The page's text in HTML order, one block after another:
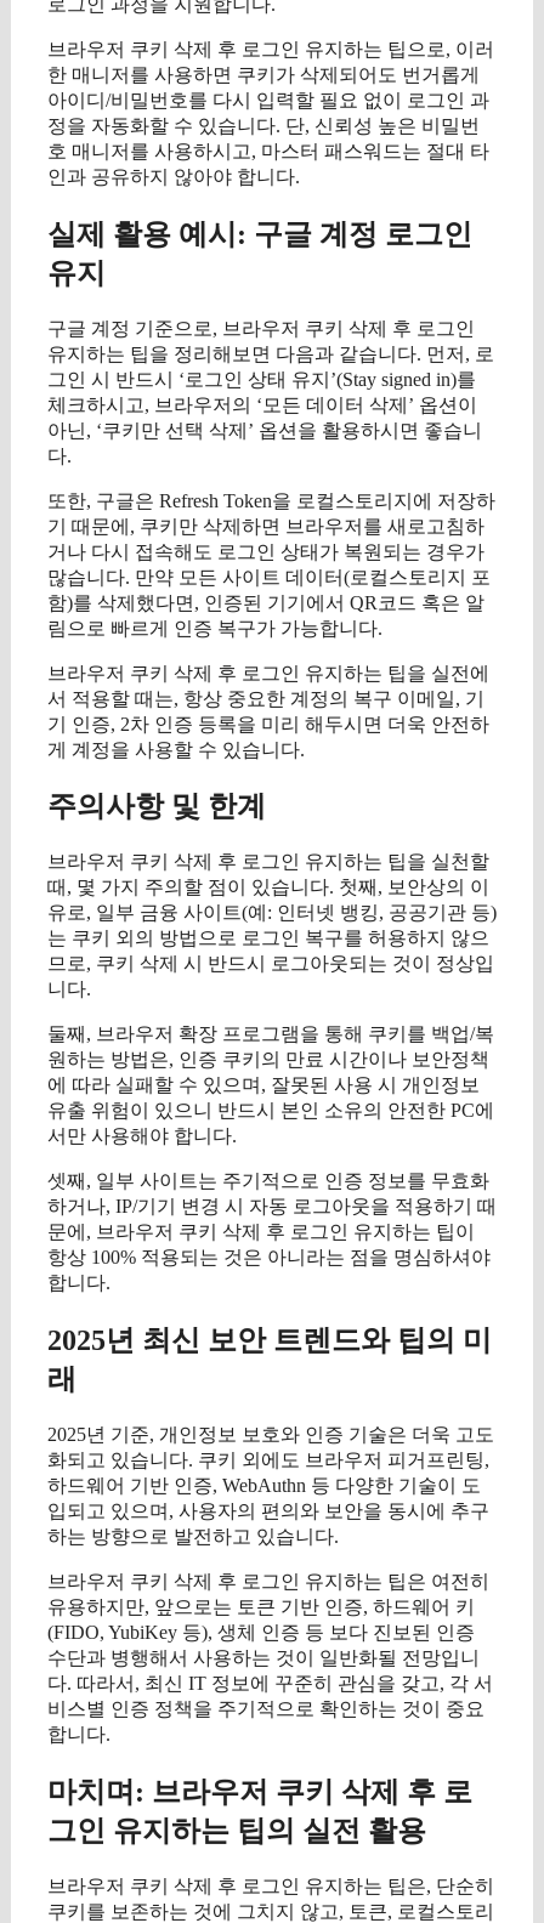
브라우저 쿠키 삭제 후 로그인 유지하는 팁으로, 이러
한 매니저를 사용하면 쿠키가 삭제되어도 번거롭게
아이디/비밀번호를 다시 입력할 필요 없이 로그인 과
정을 자동화할 수 있습니다. 단, 신뢰성 높은 비밀번
호 매니저를 사용하시고, 마스터 패스워드는 절대 타
인과 공유하지 않아야 합니다.
실제 활용 예시: 구글 계정 로그인
유지
구글 계정 기준으로, 브라우저 쿠키 삭제 후 로그인
유지하는 팁을 정리해보면 다음과 같습니다. 먼저, 로
그인 시 반드시 ‘로그인 상태 유지’(Stay signed in)를
체크하시고, 브라우저의 ‘모든 데이터 삭제’ 옵션이
아닌, ‘쿠키만 선택 삭제’ 옵션을 활용하시면 좋습니
다.
또한, 구글은 Refresh Token을 로컬스토리지에 저장하
기 때문에, 쿠키만 삭제하면 브라우저를 새로고침하
거나 다시 접속해도 로그인 상태가 복원되는 경우가
많습니다. 만약 모든 사이트 데이터(로컬스토리지 포
함)를 삭제했다면, 인증된 기기에서 QR코드 혹은 알
림으로 빠르게 인증 복구가 가능합니다.
브라우저 쿠키 삭제 후 로그인 유지하는 팁을 실전에
서 적용할 때는, 항상 중요한 계정의 복구 이메일, 기
기 인증, 2차 인증 등록을 미리 해두시면 더욱 안전하
게 계정을 사용할 수 있습니다.
주의사항 및 한계
브라우저 쿠키 삭제 후 로그인 유지하는 팁을 실천할
때, 몇 가지 주의할 점이 있습니다. 첫째, 보안상의 이
유로, 일부 금융 사이트(예: 인터넷 뱅킹, 공공기관 등)
는 쿠키 외의 방법으로 로그인 복구를 허용하지 않으
므로, 쿠키 삭제 시 반드시 로그아웃되는 것이 정상입
니다.
둘째, 브라우저 확장 프로그램을 통해 쿠키를 백업/복
원하는 방법은, 인증 쿠키의 만료 시간이나 보안정책
에 따라 실패할 수 있으며, 잘못된 사용 시 개인정보
유출 위험이 있으니 반드시 본인 소유의 안전한 PC에
서만 사용해야 합니다.
셋째, 일부 사이트는 주기적으로 인증 정보를 무효화
하거나, IP/기기 변경 시 자동 로그아웃을 적용하기 때
문에, 브라우저 쿠키 삭제 후 로그인 유지하는 팁이
항상 100% 적용되는 것은 아니라는 점을 명심하셔야
합니다.
2025년 최신 보안 트렌드와 팁의 미
래
2025년 기준, 개인정보 보호와 인증 기술은 더욱 고도
화되고 있습니다. 쿠키 외에도 브라우저 피거프린팅,
하드웨어 기반 인증, WebAuthn 등 다양한 기술이 도
입되고 있으며, 사용자의 편의와 보안을 동시에 추구
하는 방향으로 발전하고 있습니다.
브라우저 쿠키 삭제 후 로그인 유지하는 팁은 여전히
유용하지만, 앞으로는 토큰 기반 인증, 하드웨어 키
(FIDO, YubiKey 등), 생체 인증 등 보다 진보된 인증
수단과 병행해서 사용하는 것이 일반화될 전망입니
다. 따라서, 최신 IT 정보에 꾸준히 관심을 갖고, 각 서
비스별 인증 정책을 주기적으로 확인하는 것이 중요
합니다.
마치며: 브라우저 쿠키 삭제 후 로
그인 유지하는 팁의 실전 활용
브라우저 쿠키 삭제 후 로그인 유지하는 팁은, 단순히
쿠키를 보존하는 것에 그치지 않고, 토큰, 로컬스토리